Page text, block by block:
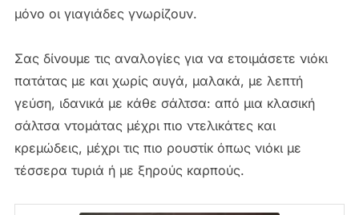
μόνο οι γιαγιάδες γνωρίζουν.
Σας δίνουμε τις αναλογίες για να ετοιμάσετε νιόκι
πατάτας με και χωρίς αυγά, μαλακά, με λεπτή
γεύση, ιδανικά με κάθε σάλτσα: από μια κλασική
σάλτσα ντομάτας μέχρι πιο ντελικάτες και
κρεμώδεις, μέχρι τις πιο ρουστίκ όπως νιόκι με
τέσσερα τυριά ή με ξηρούς καρπούς.